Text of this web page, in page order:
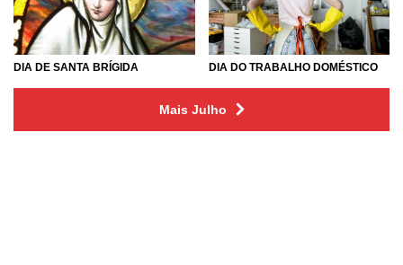
DIA DE SANTA BRÍGIDA DIA DO TRABALHO DOMÉSTICO
Mais Julho